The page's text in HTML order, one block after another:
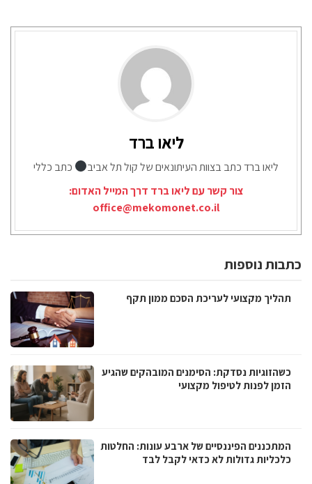
ליאו ברד
ליאו ברד כתב בצוות העיתונאים של קול תל אביב
כתב כללי
צור קשר עם ליאו ברד דרך המייל האדום:
office@mekomonet.co.il
כתבות נוספות
תהליך מקצועי לעריכת הסכם ממון תקף
כשהזוגיות נסדקת: הסימנים המובהקים שהגיע
הזמן לפנות לטיפול מקצועי
המתכננים הפיננסיים של ארבע עונות: החלטות
כלכליות גדולות לא כדאי לקבל לבד